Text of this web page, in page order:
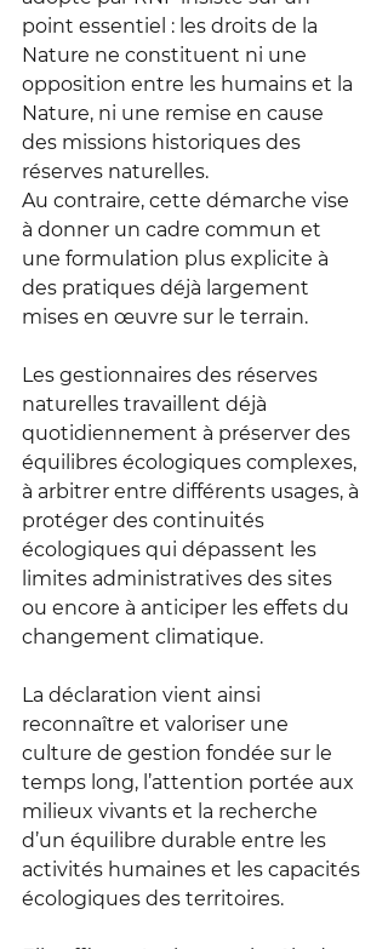
point essentiel : les droits de la
Nature ne constituent ni une
opposition entre les humains et la
Nature, ni une remise en cause
des missions historiques des
réserves naturelles.
Au contraire, cette démarche vise
à donner un cadre commun et
une formulation plus explicite à
des pratiques déjà largement
mises en œuvre sur le terrain.
Les gestionnaires des réserves
naturelles travaillent déjà
quotidiennement à préserver des
équilibres écologiques complexes,
à arbitrer entre différents usages, à
protéger des continuités
écologiques qui dépassent les
limites administratives des sites
ou encore à anticiper les effets du
changement climatique.
La déclaration vient ainsi
reconnaître et valoriser une
culture de gestion fondée sur le
temps long, l’attention portée aux
milieux vivants et la recherche
d’un équilibre durable entre les
activités humaines et les capacités
écologiques des territoires.